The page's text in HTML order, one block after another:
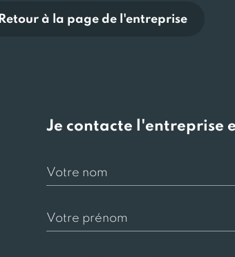
Retour à la page de l'entreprise
Je contacte l'entreprise